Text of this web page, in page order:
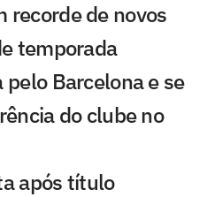
recorde de novos
temporada
Barcelona e se
do clube no
após título